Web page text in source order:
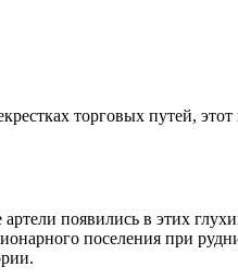
торговых путей,
появились в этих
поселения при